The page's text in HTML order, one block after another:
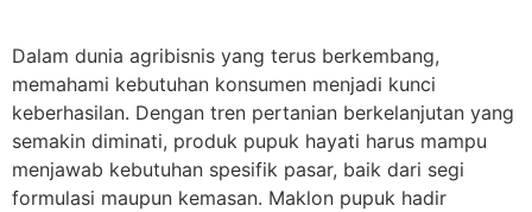
Dalam dunia agribisnis yang terus berkembang,
memahami kebutuhan konsumen menjadi kunci
keberhasilan. Dengan tren pertanian berkelanjutan yang
semakin diminati, produk pupuk hayati harus mampu
menjawab kebutuhan spesifik pasar, baik dari segi
formulasi maupun kemasan. Maklon pupuk hadir